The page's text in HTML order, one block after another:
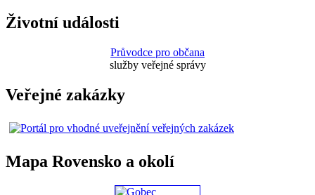
Životní události
Průvodce pro občana
služby veřejné správy
Veřejné zakázky
Mapa Rovensko a okolí